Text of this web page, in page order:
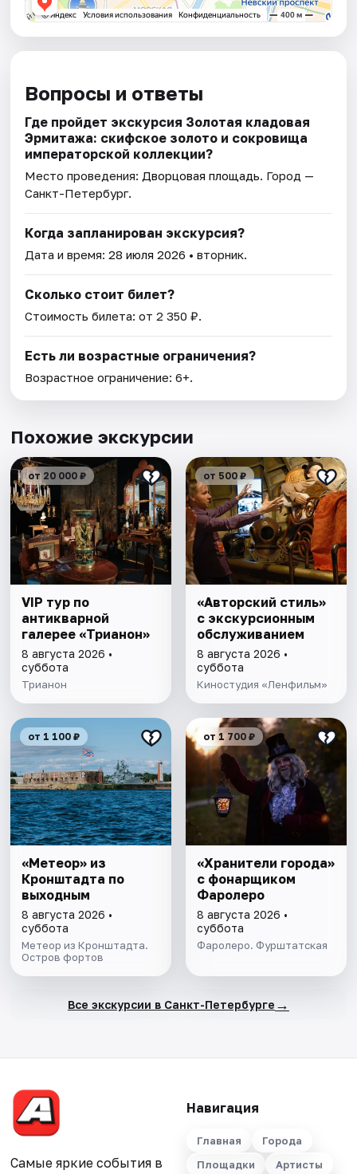
Вопросы и ответы
Где пройдет экскурсия Золотая кладовая
Эрмитажа: скифское золото и сокровища
императорской коллекции?
Место проведения: Дворцовая площадь. Город —
Санкт-Петербург.
Когда запланирован экскурсия?
Дата и время:28 июля 2026 • вторник.
Сколько стоит билет?
Стоимость билета: от 2 350 ₽.
Есть ли возрастные ограничения?
Возрастное ограничение: 6+.
Похожие экскурсии
от 20 000 ₽
VIP тур по
антикварной
галерее «Трианон»
8 августа 2026 •
суббота
Трианон
от 500 ₽
«Авторский стиль»
с экскурсионным
обслуживанием
8 августа 2026 •
суббота
Киностудия «Ленфильм»
от 1 100 ₽
«Метеор» из
Кронштадта по
выходным
8 августа 2026 •
суббота
Метеор из Кронштадта.
Остров фортов
от 1 700 ₽
«Хранители города»
с фонарщиком
Фаролеро
8 августа 2026 •
суббота
Фаролеро. Фурштатская
Все экскурсии в Санкт-Петербурге →
Самые яркие события в
Навигация
Главная
Города
Площадки
Артисты